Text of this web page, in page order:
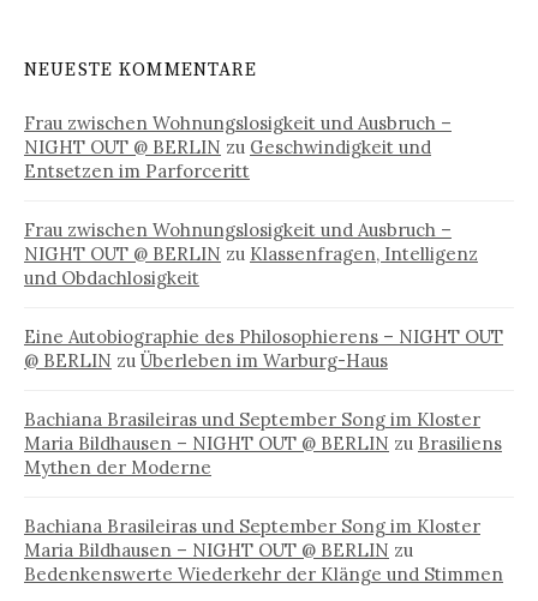
NEUESTE KOMMENTARE
Frau zwischen Wohnungslosigkeit und Ausbruch –
NIGHT OUT @ BERLIN zu Geschwindigkeit und
Entsetzen im Parforceritt
Frau zwischen Wohnungslosigkeit und Ausbruch –
NIGHT OUT @ BERLIN zu Klassenfragen, Intelligenz
und Obdachlosigkeit
Eine Autobiographie des Philosophierens – NIGHT OUT
@ BERLIN zu Überleben im Warburg-Haus
Bachiana Brasileiras und September Song im Kloster
Maria Bildhausen – NIGHT OUT @ BERLIN zu Brasiliens
Mythen der Moderne
Bachiana Brasileiras und September Song im Kloster
Maria Bildhausen – NIGHT OUT @ BERLIN zu
Bedenkenswerte Wiederkehr der Klänge und Stimmen